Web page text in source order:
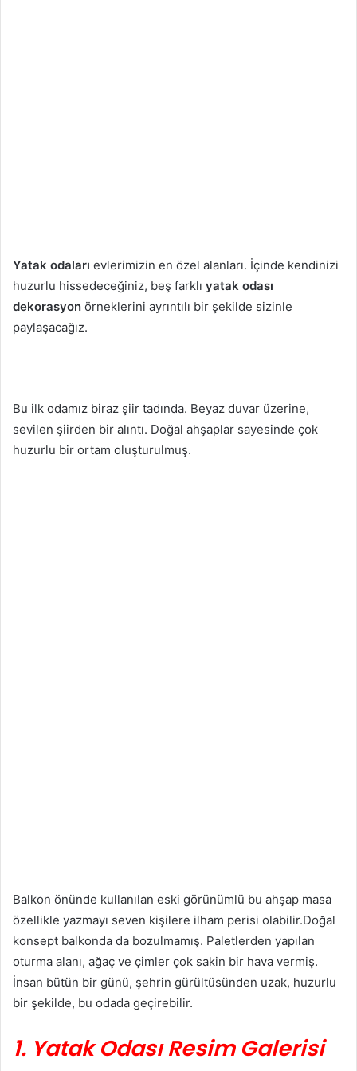
Yatak odaları evlerimizin en özel alanları. İçinde kendinizi
huzurlu hissedeceğiniz, beş farklı yatak odası
dekorasyon örneklerini ayrıntılı bir şekilde sizinle
paylaşacağız.
Bu ilk odamız biraz şiir tadında. Beyaz duvar üzerine,
sevilen şiirden bir alıntı. Doğal ahşaplar sayesinde çok
huzurlu bir ortam oluşturulmuş.
Balkon önünde kullanılan eski görünümlü bu ahşap masa
özellikle yazmayı seven kişilere ilham perisi olabilir.Doğal
konsept balkonda da bozulmamış. Paletlerden yapılan
oturma alanı, ağaç ve çimler çok sakin bir hava vermiş.
İnsan bütün bir günü, şehrin gürültüsünden uzak, huzurlu
bir şekilde, bu odada geçirebilir.
1. Yatak Odası Resim Galerisi